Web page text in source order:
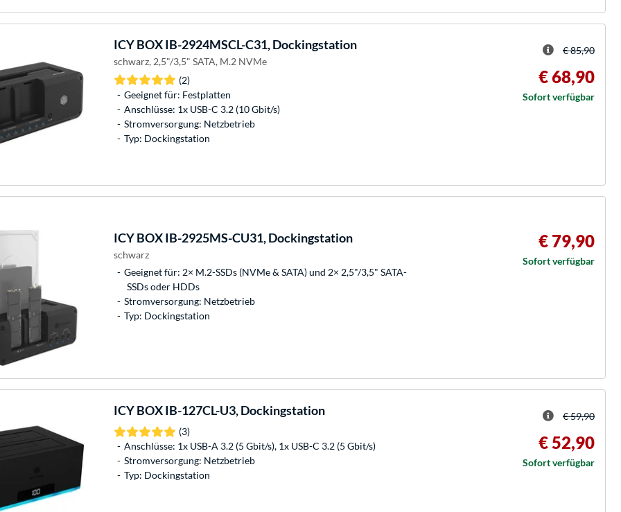
ICY BOXIB-2924MSCL-C31, Dockingstation
schwarz, 2,5"/3,5" SATA, M.2 NVMe
(2)
Geeignet für: Festplatten
Anschlüsse: 1x USB-C 3.2 (10 Gbit/s)
Stromversorgung: Netzbetrieb
Typ: Dockingstation
€ 85,90
€ 68,90
Sofort verfügbar
ICY BOXIB-2925MS-CU31, Dockingstation
schwarz
Geeignet für: 2× M.2-SSDs (NVMe & SATA) und 2× 2,5"/3,5" SATA-
SSDs oder HDDs
Stromversorgung: Netzbetrieb
Typ: Dockingstation
€ 79,90
Sofort verfügbar
ICY BOXIB-127CL-U3, Dockingstation
(3)
Anschlüsse: 1x USB-A 3.2 (5 Gbit/s), 1x USB-C 3.2 (5 Gbit/s)
Stromversorgung: Netzbetrieb
Typ: Dockingstation
€ 59,90
€ 52,90
Sofort verfügbar